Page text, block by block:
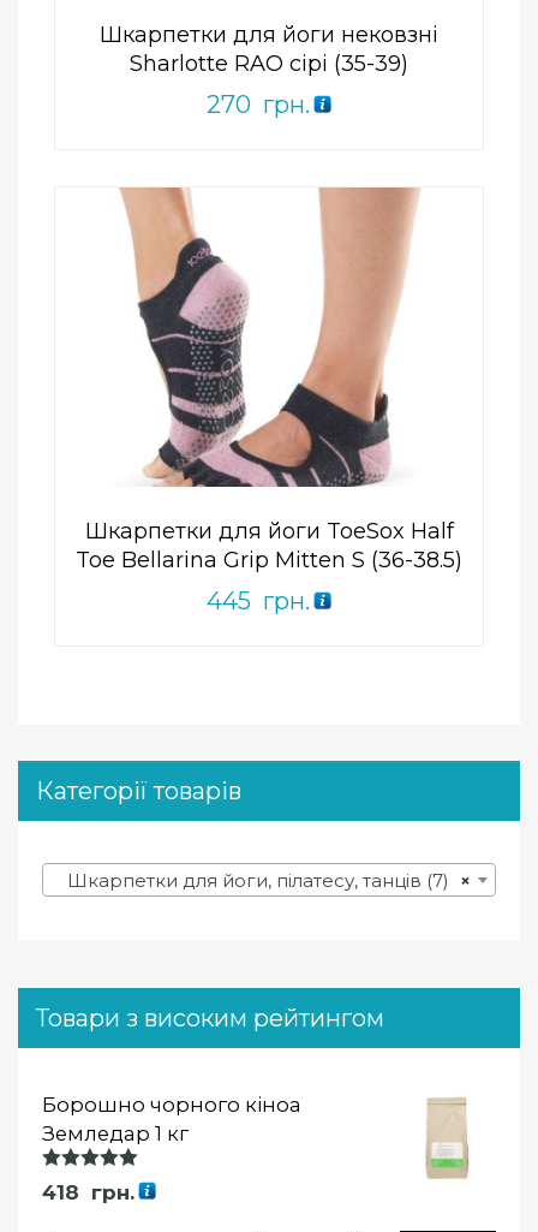
Шкарпетки для йоги нековзні
Sharlotte RAO сірі (35-39)
270 грн.
Шкарпетки для йоги ToeSox Half
Toe Bellarina Grip Mitten S (36-38.5)
445 грн.
ПРИДБАТИ
Add to Wishlist
Категорії товарів
×
Шкарпетки для йоги, пілатесу, танців (7)
Товари з високим рейтингом
Борошно чорного кіноа
Земледар 1 кг
Оцінка
5.00із 5
418 грн.